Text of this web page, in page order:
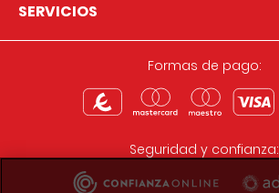
SERVICIOS
Formas de pago:
Seguridad y confianza: